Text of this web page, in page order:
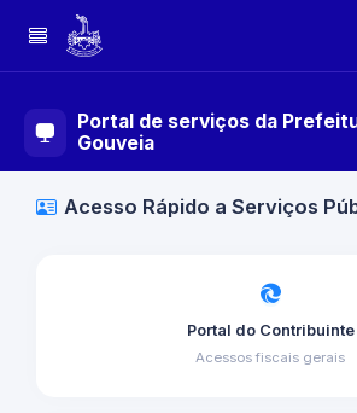
Portal de serviços da
Gouveia
Acesso Rápido a Serviços
Portal do Contribuinte
Acessos fiscais gerais